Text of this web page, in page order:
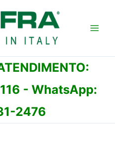
- WhatsApp:
2476